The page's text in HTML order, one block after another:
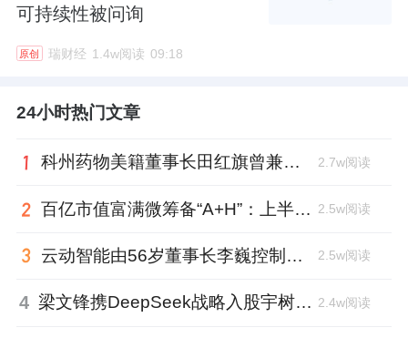
可持续性被问询
原创 瑞财经 1.4w阅读 09:18
24小时热门文章
科州药物美籍董事长田红旗曾兼职放射所，被问询核心技术是否清晰 2.7w阅读
百亿市值富满微筹备“A+H”：上半年净利大增353%，99年董秘、01年证代上位 2.5w阅读
云动智能由56岁董事长李巍控制48%投票权，曾任国家级创新中心首席科学家 2.5w阅读
4 梁文锋携DeepSeek战略入股宇树科技，斥资1.4亿锁定3年 2.4w阅读